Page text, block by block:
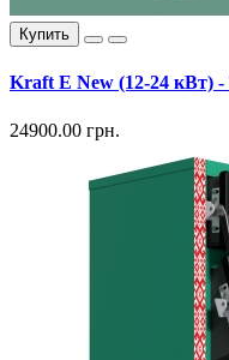
Купить
Kraft E New (12-24 кВт)
24900.00 грн.